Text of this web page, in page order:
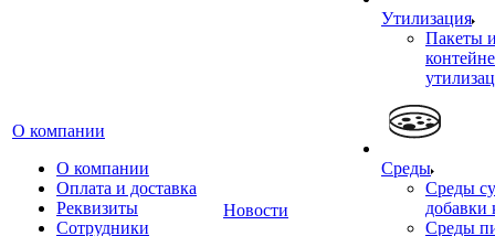
О компании
О компании
Оплата и доставка
Реквизиты
Сотрудники
Новости
Утилизация
Пакеты
Среды
Среды
добавки
Среды